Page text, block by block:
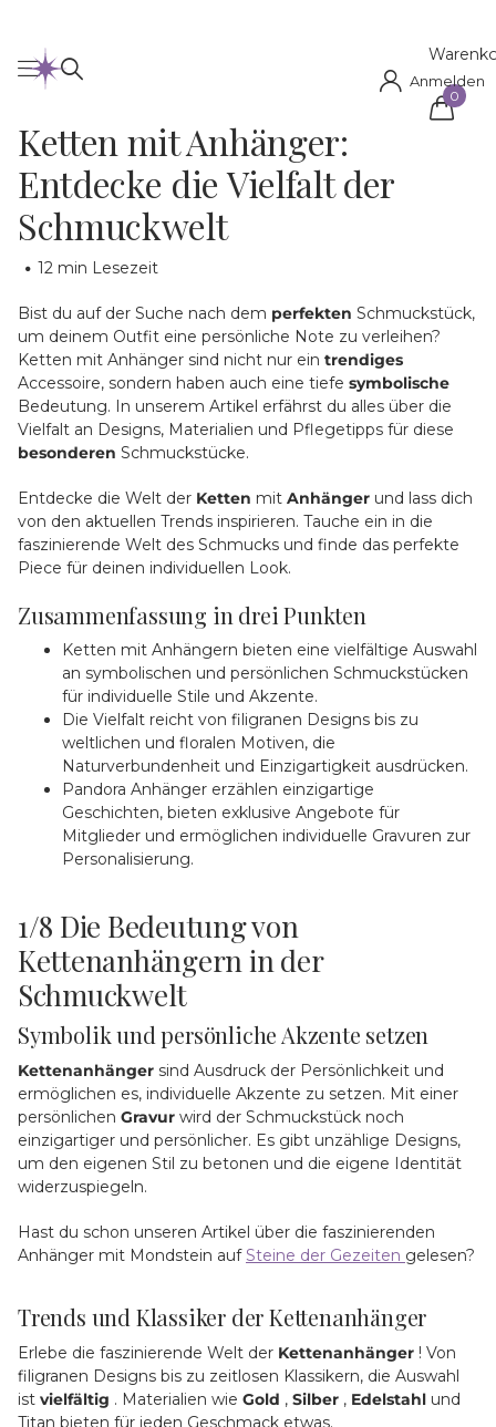
Anmelden
0
Ketten mit Anhänger:
Entdecke die Vielfalt der
Schmuckwelt
12 min Lesezeit
Bist du auf der Suche nach dem perfekten Schmuckstück,
um deinem Outfit eine persönliche Note zu verleihen?
Ketten mit Anhänger sind nicht nur ein trendiges
Accessoire, sondern haben auch eine tiefe symbolische
Bedeutung. In unserem Artikel erfährst du alles über die
Vielfalt an Designs, Materialien und Pflegetipps für diese
besonderen Schmuckstücke.
Entdecke die Welt der Ketten mit Anhänger und lass dich
von den aktuellen Trends inspirieren. Tauche ein in die
faszinierende Welt des Schmucks und finde das perfekte
Piece für deinen individuellen Look.
Zusammenfassung in drei Punkten
Ketten mit Anhängern bieten eine vielfältige Auswahl
an symbolischen und persönlichen Schmuckstücken
für individuelle Stile und Akzente.
Die Vielfalt reicht von filigranen Designs bis zu
weltlichen und floralen Motiven, die
Naturverbundenheit und Einzigartigkeit ausdrücken.
Pandora Anhänger erzählen einzigartige
Geschichten, bieten exklusive Angebote für
Mitglieder und ermöglichen individuelle Gravuren zur
Personalisierung.
1/8 Die Bedeutung von
Kettenanhängern in der
Schmuckwelt
Symbolik und persönliche Akzente setzen
Kettenanhänger sind Ausdruck der Persönlichkeit und
ermöglichen es, individuelle Akzente zu setzen. Mit einer
persönlichen Gravur wird der Schmuckstück noch
einzigartiger und persönlicher. Es gibt unzählige Designs,
um den eigenen Stil zu betonen und die eigene Identität
widerzuspiegeln.
Hast du schon unseren Artikel über die faszinierenden
Anhänger mit Mondstein aufSteine der Gezeiten gelesen?
Trends und Klassiker der Kettenanhänger
Erlebe die faszinierende Welt der Kettenanhänger ! Von
filigranen Designs bis zu zeitlosen Klassikern, die Auswahl
ist vielfältig . Materialien wie Gold , Silber , Edelstahl und
Titan bieten für jeden Geschmack etwas.